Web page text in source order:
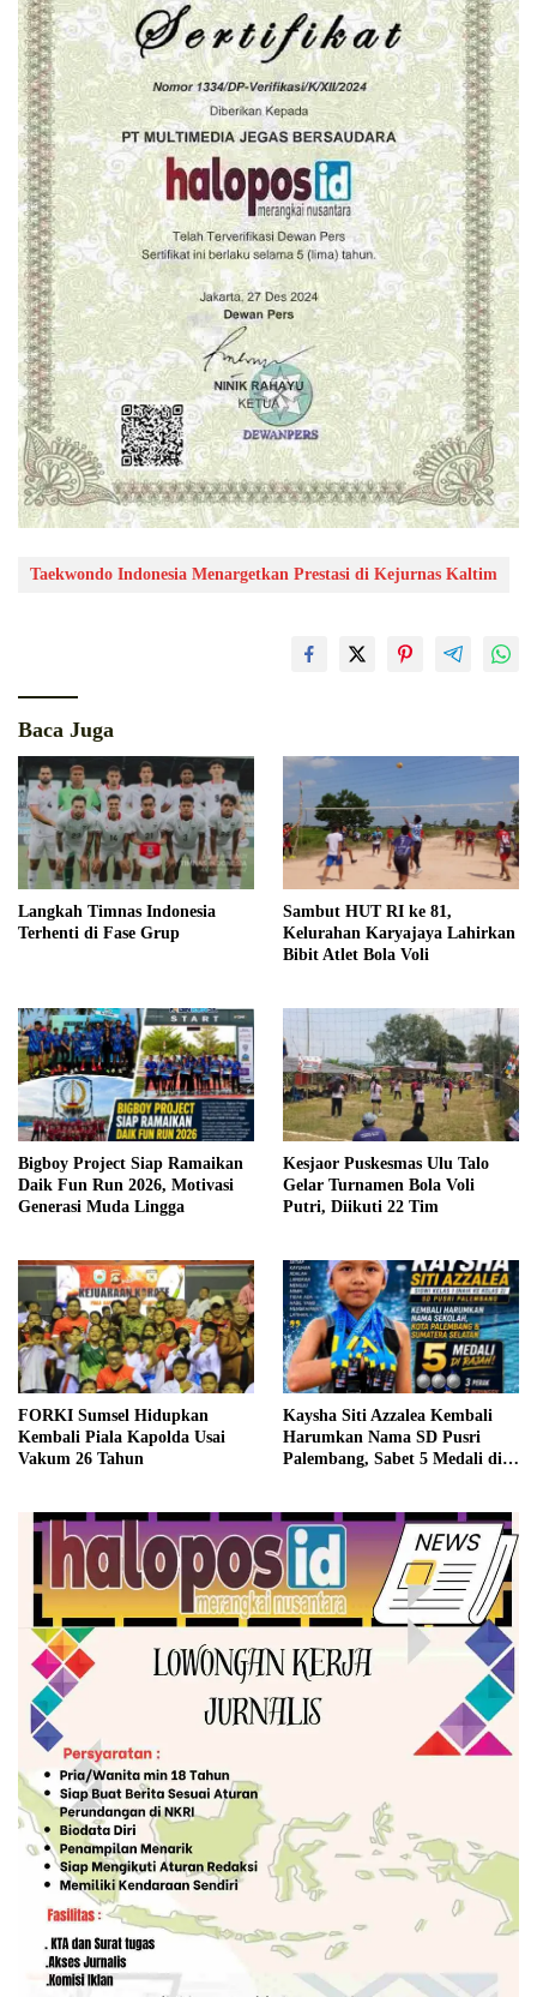
Taekwondo Indonesia Menargetkan Prestasi di Kejurnas Kaltim
Baca Juga
Langkah Timnas Indonesia
Terhenti di Fase Grup
Sambut HUT RI ke 81,
Kelurahan Karyajaya Lahirkan
Bibit Atlet Bola Voli
Bigboy Project Siap Ramaikan
Daik Fun Run 2026, Motivasi
Generasi Muda Lingga
Kesjaor Puskesmas Ulu Talo
Gelar Turnamen Bola Voli
Putri, Diikuti 22 Tim
FORKI Sumsel Hidupkan
Kembali Piala Kapolda Usai
Vakum 26 Tahun
Kaysha Siti Azzalea Kembali
Harumkan Nama SD Pusri
Palembang, Sabet 5 Medali di